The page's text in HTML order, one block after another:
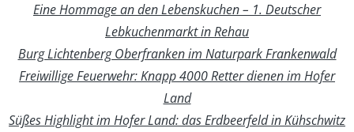
Eine Hommage an den Lebenskuchen – 1. Deutscher
Lebkuchenmarkt in Rehau
Burg Lichtenberg Oberfranken im Naturpark Frankenwald
Freiwillige Feuerwehr: Knapp 4000 Retter dienen im Hofer
Land
Süßes Highlight im Hofer Land: das Erdbeerfeld in Kühschwitz